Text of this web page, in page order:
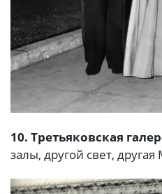
10. Третьяковская
залы, другой свет, другая